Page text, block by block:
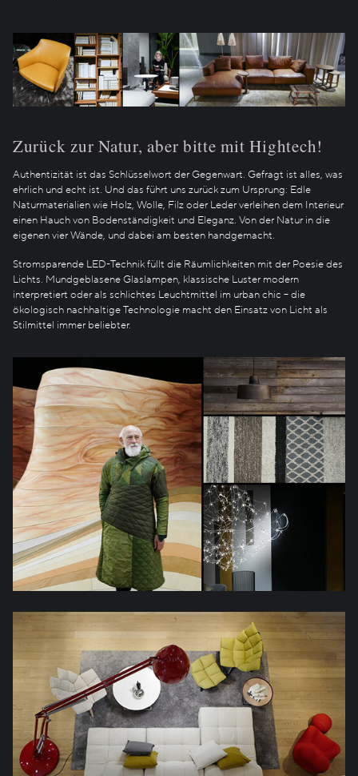
Zurück zur Natur, aber bitte mit Hightech!
Authentizität ist das Schlüsselwort der Gegenwart. Gefragt ist alles, was
ehrlich und echt ist. Und das führt uns zurück zum Ursprung: Edle
Naturmaterialien wie Holz, Wolle, Filz oder Leder verleihen dem Interieur
einen Hauch von Bodenständigkeit und Eleganz. Von der Natur in die
eigenen vier Wände, und dabei am besten handgemacht.
Stromsparende LED-Technik füllt die Räumlichkeiten mit der Poesie des
Lichts. Mundgeblasene Glaslampen, klassische Luster modern
interpretiert oder als schlichtes Leuchtmittel im urban chic – die
ökologisch nachhaltige Technologie macht den Einsatz von Licht als
Stilmittel immer beliebter.